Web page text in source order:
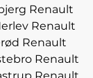
Renault
Renault
Renault
Renault
Renault